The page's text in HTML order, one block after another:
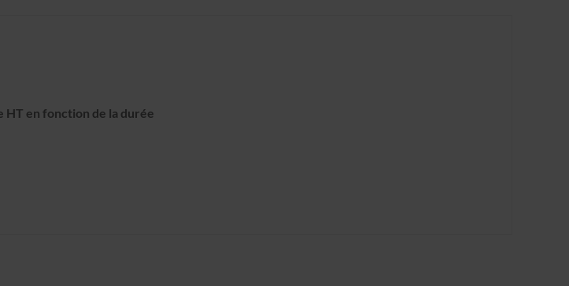
en fonction de la durée